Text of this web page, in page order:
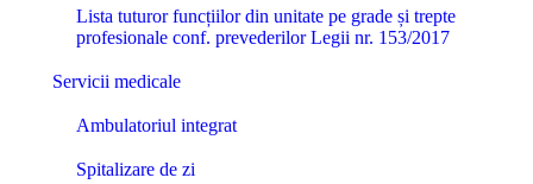
Lista tuturor funcțiilor din unitate pe grade și trepte
profesionale conf. prevederilor Legii nr. 153/2017
Servicii medicale
Ambulatoriul integrat
Spitalizare de zi